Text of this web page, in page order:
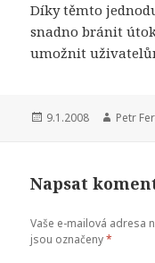
Díky těmto
snadno bránit
umožnit
Publikováno:
9.1.2008 Autor:
Petr
Napsat
Vaše e-mailová adresa
jsou označeny*